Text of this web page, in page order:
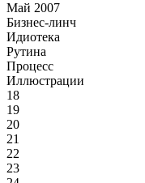
Май 2007
Бизнес-линч
Идиотека
Рутина
Процесс
Иллюстрации
18
19
20
21
22
23